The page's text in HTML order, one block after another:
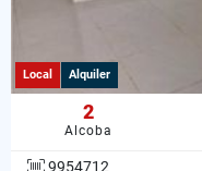
Local Alquiler
2
Alcoba
9954712